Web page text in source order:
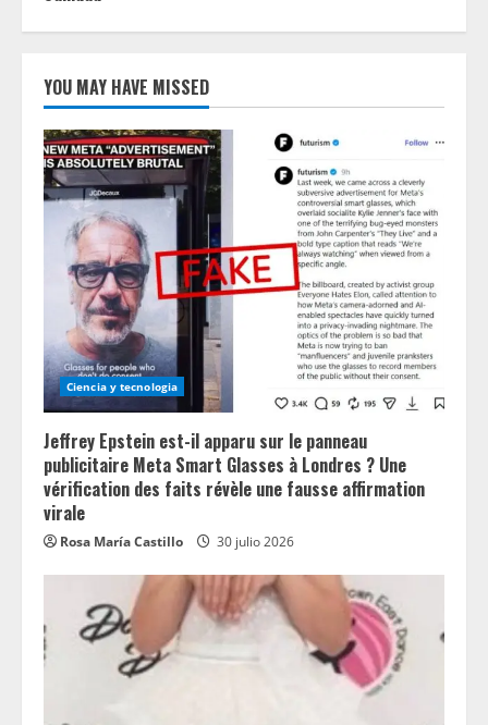
YOU MAY HAVE MISSED
Ciencia y tecnologia
Jeffrey Epstein est-il apparu sur le panneau
publicitaire Meta Smart Glasses à Londres ? Une
vérification des faits révèle une fausse affirmation
virale
Rosa María Castillo 30 julio 2026